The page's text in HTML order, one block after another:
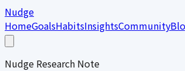
Nudge
HomeGoalsHabitsInsightsCommunity
Nudge Research Note